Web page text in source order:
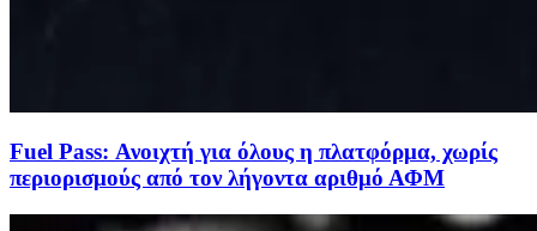
Fuel Pass: Ανοιχτή για όλους η πλατφόρμα, χωρίς
περιορισμούς από τον λήγοντα αριθμό ΑΦΜ